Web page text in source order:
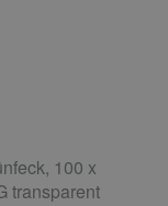
100 x
transparent